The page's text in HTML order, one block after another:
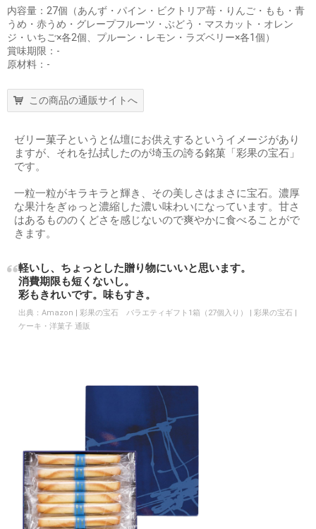
内容量：27個（あんず・パイン・ビクトリア苺・りんご・もも・青
うめ・赤うめ・グレープフルーツ・ぶどう・マスカット・オレン
ジ・いちご×各2個、プルーン・レモン・ラズベリー×各1個）
賞味期限：-
原材料：-
この商品の通販サイトへ
ゼリー菓子というと仏壇にお供えするというイメージがあり
ますが、それを払拭したのが埼玉の誇る銘菓「彩果の宝石」
です。
一粒一粒がキラキラと輝き、その美しさはまさに宝石。濃厚
な果汁をぎゅっと濃縮した濃い味わいになっています。甘さ
はあるもののくどさを感じないので爽やかに食べることがで
きます。
軽いし、ちょっとした贈り物にいいと思います。
消費期限も短くないし。
彩もきれいです。味もすき。
出典： Amazon | 彩果の宝石 バラエティギフト1箱（27個入り） | 彩果の宝石 |
ケーキ・洋菓子 通販